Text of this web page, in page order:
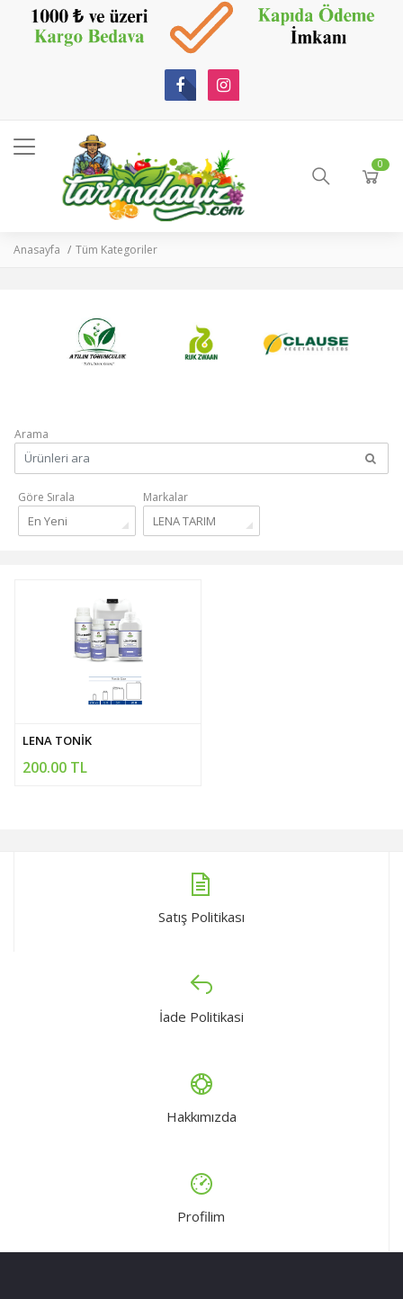
0
Anasayfa Tüm Kategoriler
Arama
Göre Sırala
En Yeni
Markalar
LENA TARIM
LENA TONİK
200.00 TL
Satış Politikası
İade Politikasi
Hakkımızda
Profilim